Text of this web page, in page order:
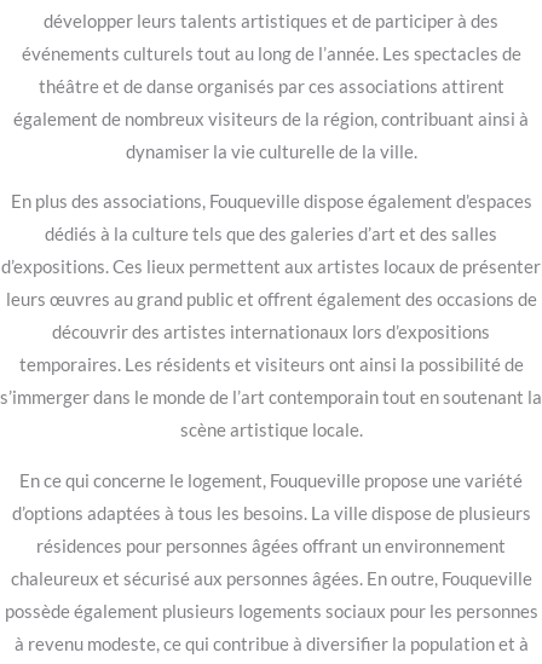
développer leurs talents artistiques et de participer à des
événements culturels tout au long de l’année. Les spectacles de
théâtre et de danse organisés par ces associations attirent
également de nombreux visiteurs de la région, contribuant ainsi à
dynamiser la vie culturelle de la ville.
En plus des associations, Fouqueville dispose également d’espaces
dédiés à la culture tels que des galeries d’art et des salles
d’expositions. Ces lieux permettent aux artistes locaux de présenter
leurs œuvres au grand public et offrent également des occasions de
découvrir des artistes internationaux lors d’expositions
temporaires. Les résidents et visiteurs ont ainsi la possibilité de
s’immerger dans le monde de l’art contemporain tout en soutenant la
scène artistique locale.
En ce qui concerne le logement, Fouqueville propose une variété
d’options adaptées à tous les besoins. La ville dispose de plusieurs
résidences pour personnes âgées offrant un environnement
chaleureux et sécurisé aux personnes âgées. En outre, Fouqueville
possède également plusieurs logements sociaux pour les personnes
à revenu modeste, ce qui contribue à diversifier la population et à